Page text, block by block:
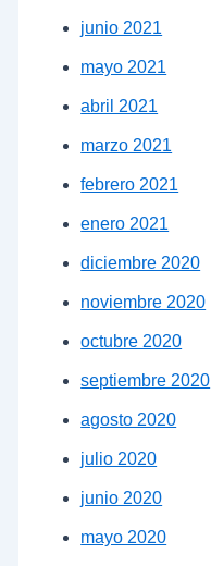
junio 2021
mayo 2021
abril 2021
marzo 2021
febrero 2021
enero 2021
diciembre 2020
noviembre 2020
octubre 2020
septiembre 2020
agosto 2020
julio 2020
junio 2020
mayo 2020